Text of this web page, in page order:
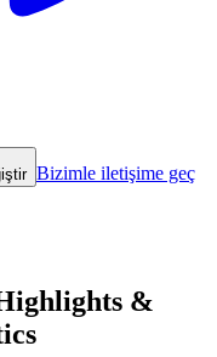
Bizimle iletişime geç
&